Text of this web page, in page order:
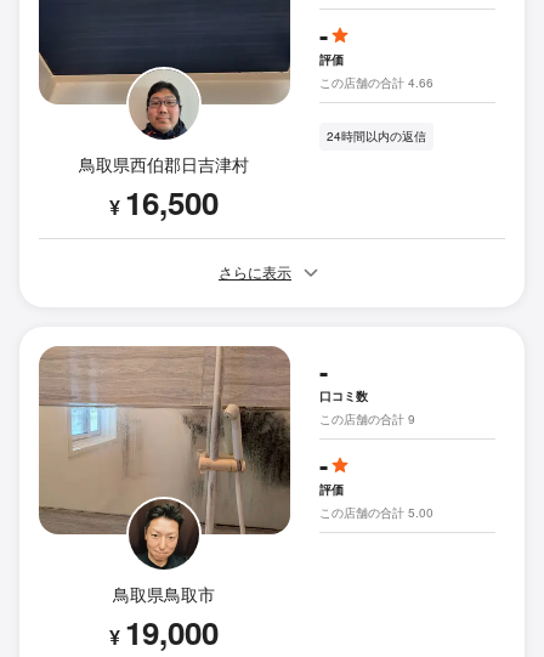
鳥取県西伯郡日吉津村
¥ 16,500
-
評価
この店舗の合計 4.66
24時間以内の返信
さらに表示
鳥取県鳥取市
¥ 19,000
-
口コミ数
この店舗の合計 9
-
評価
この店舗の合計 5.00